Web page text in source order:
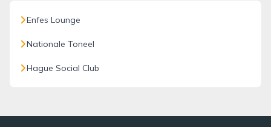
Enfes Lounge
Nationale Toneel
Hague Social Club